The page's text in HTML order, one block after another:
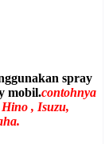
spray
mobil.contohnya
, Isuzu,